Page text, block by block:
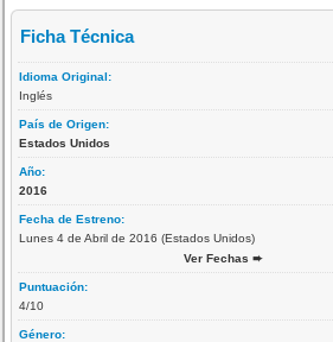
Ficha Técnica
Idioma Original:
Inglés
País de Origen:
Estados Unidos
Año:
2016
Fecha de Estreno:
Lunes 4 de Abril de 2016 (Estados Unidos)
Ver Fechas ➨
Puntuación:
4/10
Género: